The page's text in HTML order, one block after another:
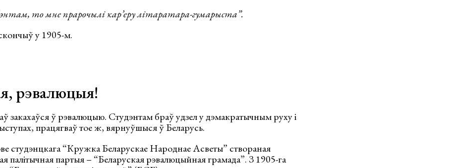
то мне прарочылі кар’еру літаратара-гумарыста”.
у 1905-м.
рэвалюцыя!
закахаўся ў рэвалюцыю. Студэнтам браў удзел у дэмакратычным руху і
працягваў тое ж, вярнуўшыся ў Беларусь.
студэнцкага “Кружка Беларускае Народнае Асветы” створаная
палітычная партыя – “Беларуская рэвалюцыйная грамада”. З 1905-га